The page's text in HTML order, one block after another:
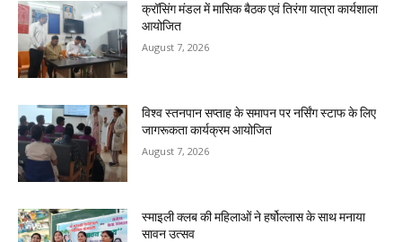
क्रॉसिंग मंडल में मासिक बैठक एवं तिरंगा यात्रा कार्यशाला
आयोजित
August 7, 2026
विश्व स्तनपान सप्ताह के समापन पर नर्सिंग स्टाफ के लिए
जागरूकता कार्यक्रम आयोजित
August 7, 2026
स्माइली क्लब की महिलाओं ने हर्षोल्लास के साथ मनाया
सावन उत्सव